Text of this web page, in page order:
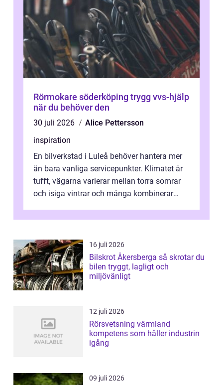
Rörmokare söderköping trygg vvs-hjälp
när du behöver den
30 juli 2026
Alice Pettersson
inspiration
En bilverkstad i Luleå behöver hantera mer
än bara vanliga servicepunkter. Klimatet är
tufft, vägarna varierar mellan torra somrar
och isiga vintrar och många kombinerar
16 juli 2026
Bilskrot Åkersberga så skrotar du
bilen tryggt, lagligt och
miljövänligt
12 juli 2026
Rörsvetsning värmland
kompetens som håller industrin
igång
09 juli 2026